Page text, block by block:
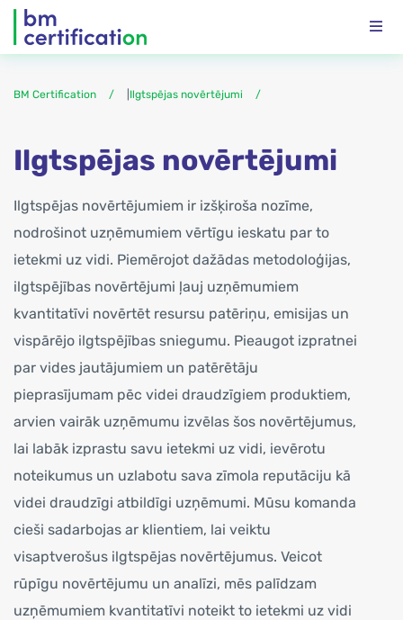
BM Certification Ilgtspējas novērtējumi
Ilgtspējas novērtējumi
Ilgtspējas novērtējumiem ir izšķiroša nozīme,
nodrošinot uzņēmumiem vērtīgu ieskatu par to
ietekmi uz vidi. Piemērojot dažādas metodoloģijas,
ilgtspējības novērtējumi ļauj uzņēmumiem
kvantitatīvi novērtēt resursu patēriņu, emisijas un
vispārējo ilgtspējības sniegumu. Pieaugot izpratnei
par vides jautājumiem un patērētāju
pieprasījumam pēc videi draudzīgiem produktiem,
arvien vairāk uzņēmumu izvēlas šos novērtējumus,
lai labāk izprastu savu ietekmi uz vidi, ievērotu
noteikumus un uzlabotu sava zīmola reputāciju kā
videi draudzīgi atbildīgi uzņēmumi. Mūsu komanda
cieši sadarbojas ar klientiem, lai veiktu
visaptverošus ilgtspējas novērtējumus. Veicot
rūpīgu novērtējumu un analīzi, mēs palīdzam
uzņēmumiem kvantitatīvi noteikt to ietekmi uz vidi